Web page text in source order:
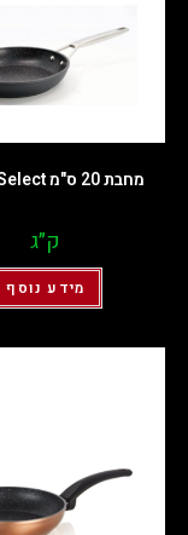
מחבת 20 ס"מ Select סולתם
ק״ג
מידע נוסף